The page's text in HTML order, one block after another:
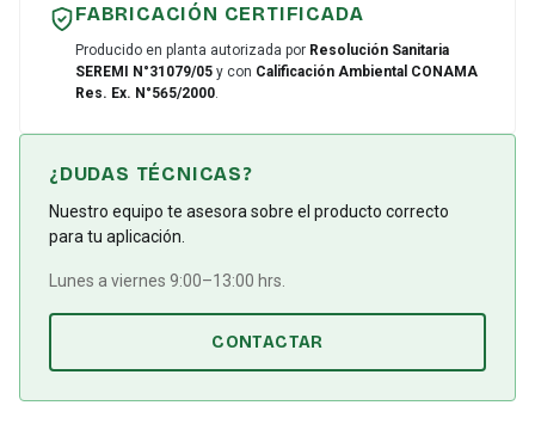
FABRICACIÓN CERTIFICADA
Producido en planta autorizada por Resolución Sanitaria
SEREMI N°31079/05 y con Calificación Ambiental CONAMA
Res. Ex. N°565/2000.
¿DUDAS TÉCNICAS?
Nuestro equipo te asesora sobre el producto correcto
para tu aplicación.
Lunes a viernes 9:00–13:00 hrs.
CONTACTAR